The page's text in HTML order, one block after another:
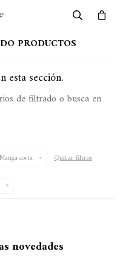
PRODUCTOS
esta sección.
de filtrado o busca en
Manga corta Quitar filtros
novedades